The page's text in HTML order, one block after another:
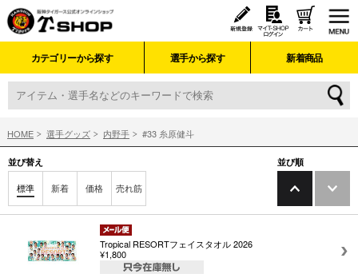
カテゴリーから探す 選手から探す 新着商品
HOME 選手グッズ 内野手 #33 糸原健斗
並び替え
標準 新着 価格 売れ筋
並び順
Tropical RESORTフェイスタオル 2026
¥1,800